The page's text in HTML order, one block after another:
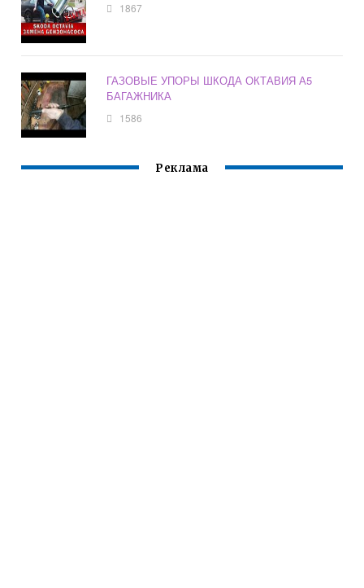
1867
ГАЗОВЫЕ УПОРЫ ШКОДА ОКТАВИЯ А5
БАГАЖНИКА
1586
Реклама